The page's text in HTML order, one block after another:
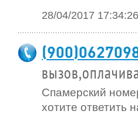
28/04/2017 17:34:26
Спамерский
хотите ответить